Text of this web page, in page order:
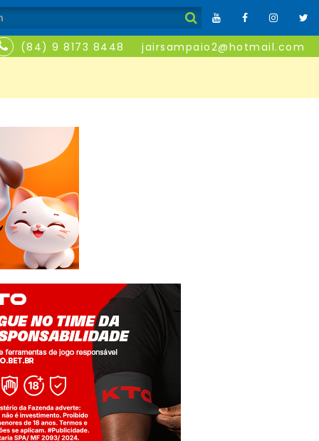
(84) 9 8173 8448 jairsampaio2@hotmail.com